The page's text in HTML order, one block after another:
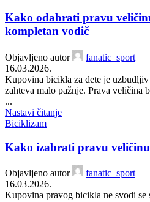
Kako odabrati pravu
kompletan vodič
Objavljeno autor
fanatic_sport
16.03.2026.
Kupovina bicikla za dete je
zahteva malo pažnje. Prava veličina
...
Nastavi čitanje
Biciklizam
Kako izabrati pravu
Objavljeno autor
fanatic_sport
16.03.2026.
Kupovina pravog bicikla ne svodi se